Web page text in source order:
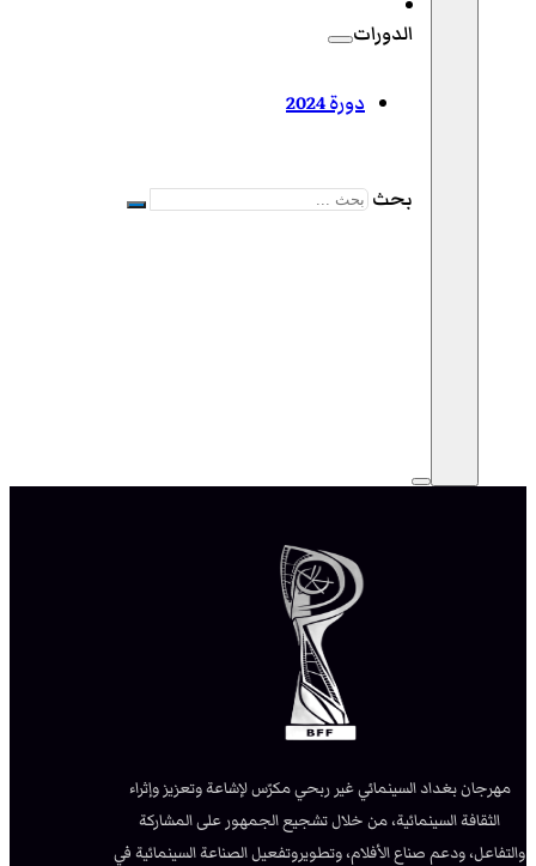
الدورات
دورة 2024
بحث
مهرجان بغداد السينمائي غير ربحي مكرّس لإشاعة وتعزيز وإثراء
الثقافة السينمائية، من خلال تشجيع الجمهور على المشاركة
والتفاعل، ودعم صناع الأفلام، وتطويروتفعيل الصناعة السينمائية في